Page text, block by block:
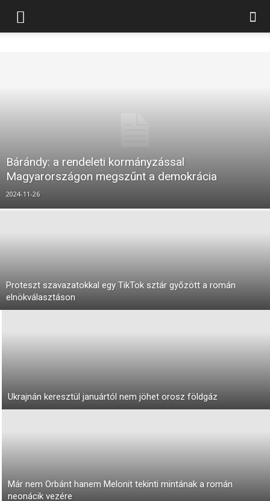
Bárándy: a rendeleti kormányzással
Magyarországon megszűnt a demokrácia
2024-11-26
Proteszt szavazatokkal egy TikTok sztár győzött a román
elnökválasztáson
Ukrajnán keresztül januártól nem jöhet orosz földgáz
Már nem Orbánt hanem Melonit tekinti mintának a román
neonácik vezére